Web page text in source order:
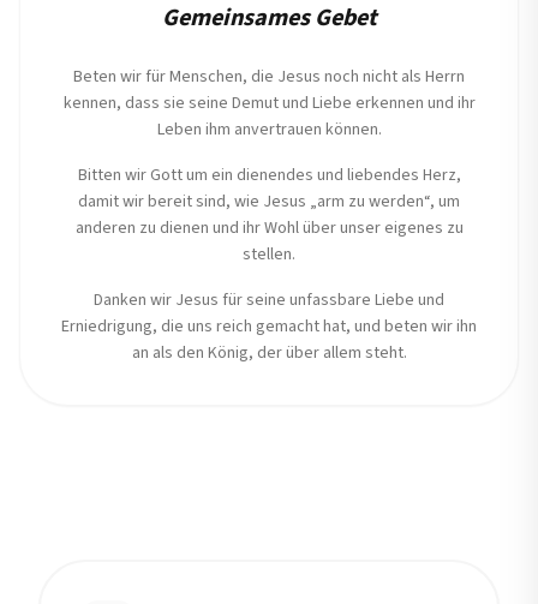
Gemeinsames Gebet
Beten wir für Menschen, die Jesus noch nicht als Herrn
kennen, dass sie seine Demut und Liebe erkennen und ihr
Leben ihm anvertrauen können.
Bitten wir Gott um ein dienendes und liebendes Herz,
damit wir bereit sind, wie Jesus „arm zu werden“, um
anderen zu dienen und ihr Wohl über unser eigenes zu
stellen.
Danken wir Jesus für seine unfassbare Liebe und
Erniedrigung, die uns reich gemacht hat, und beten wir ihn
an als den König, der über allem steht.